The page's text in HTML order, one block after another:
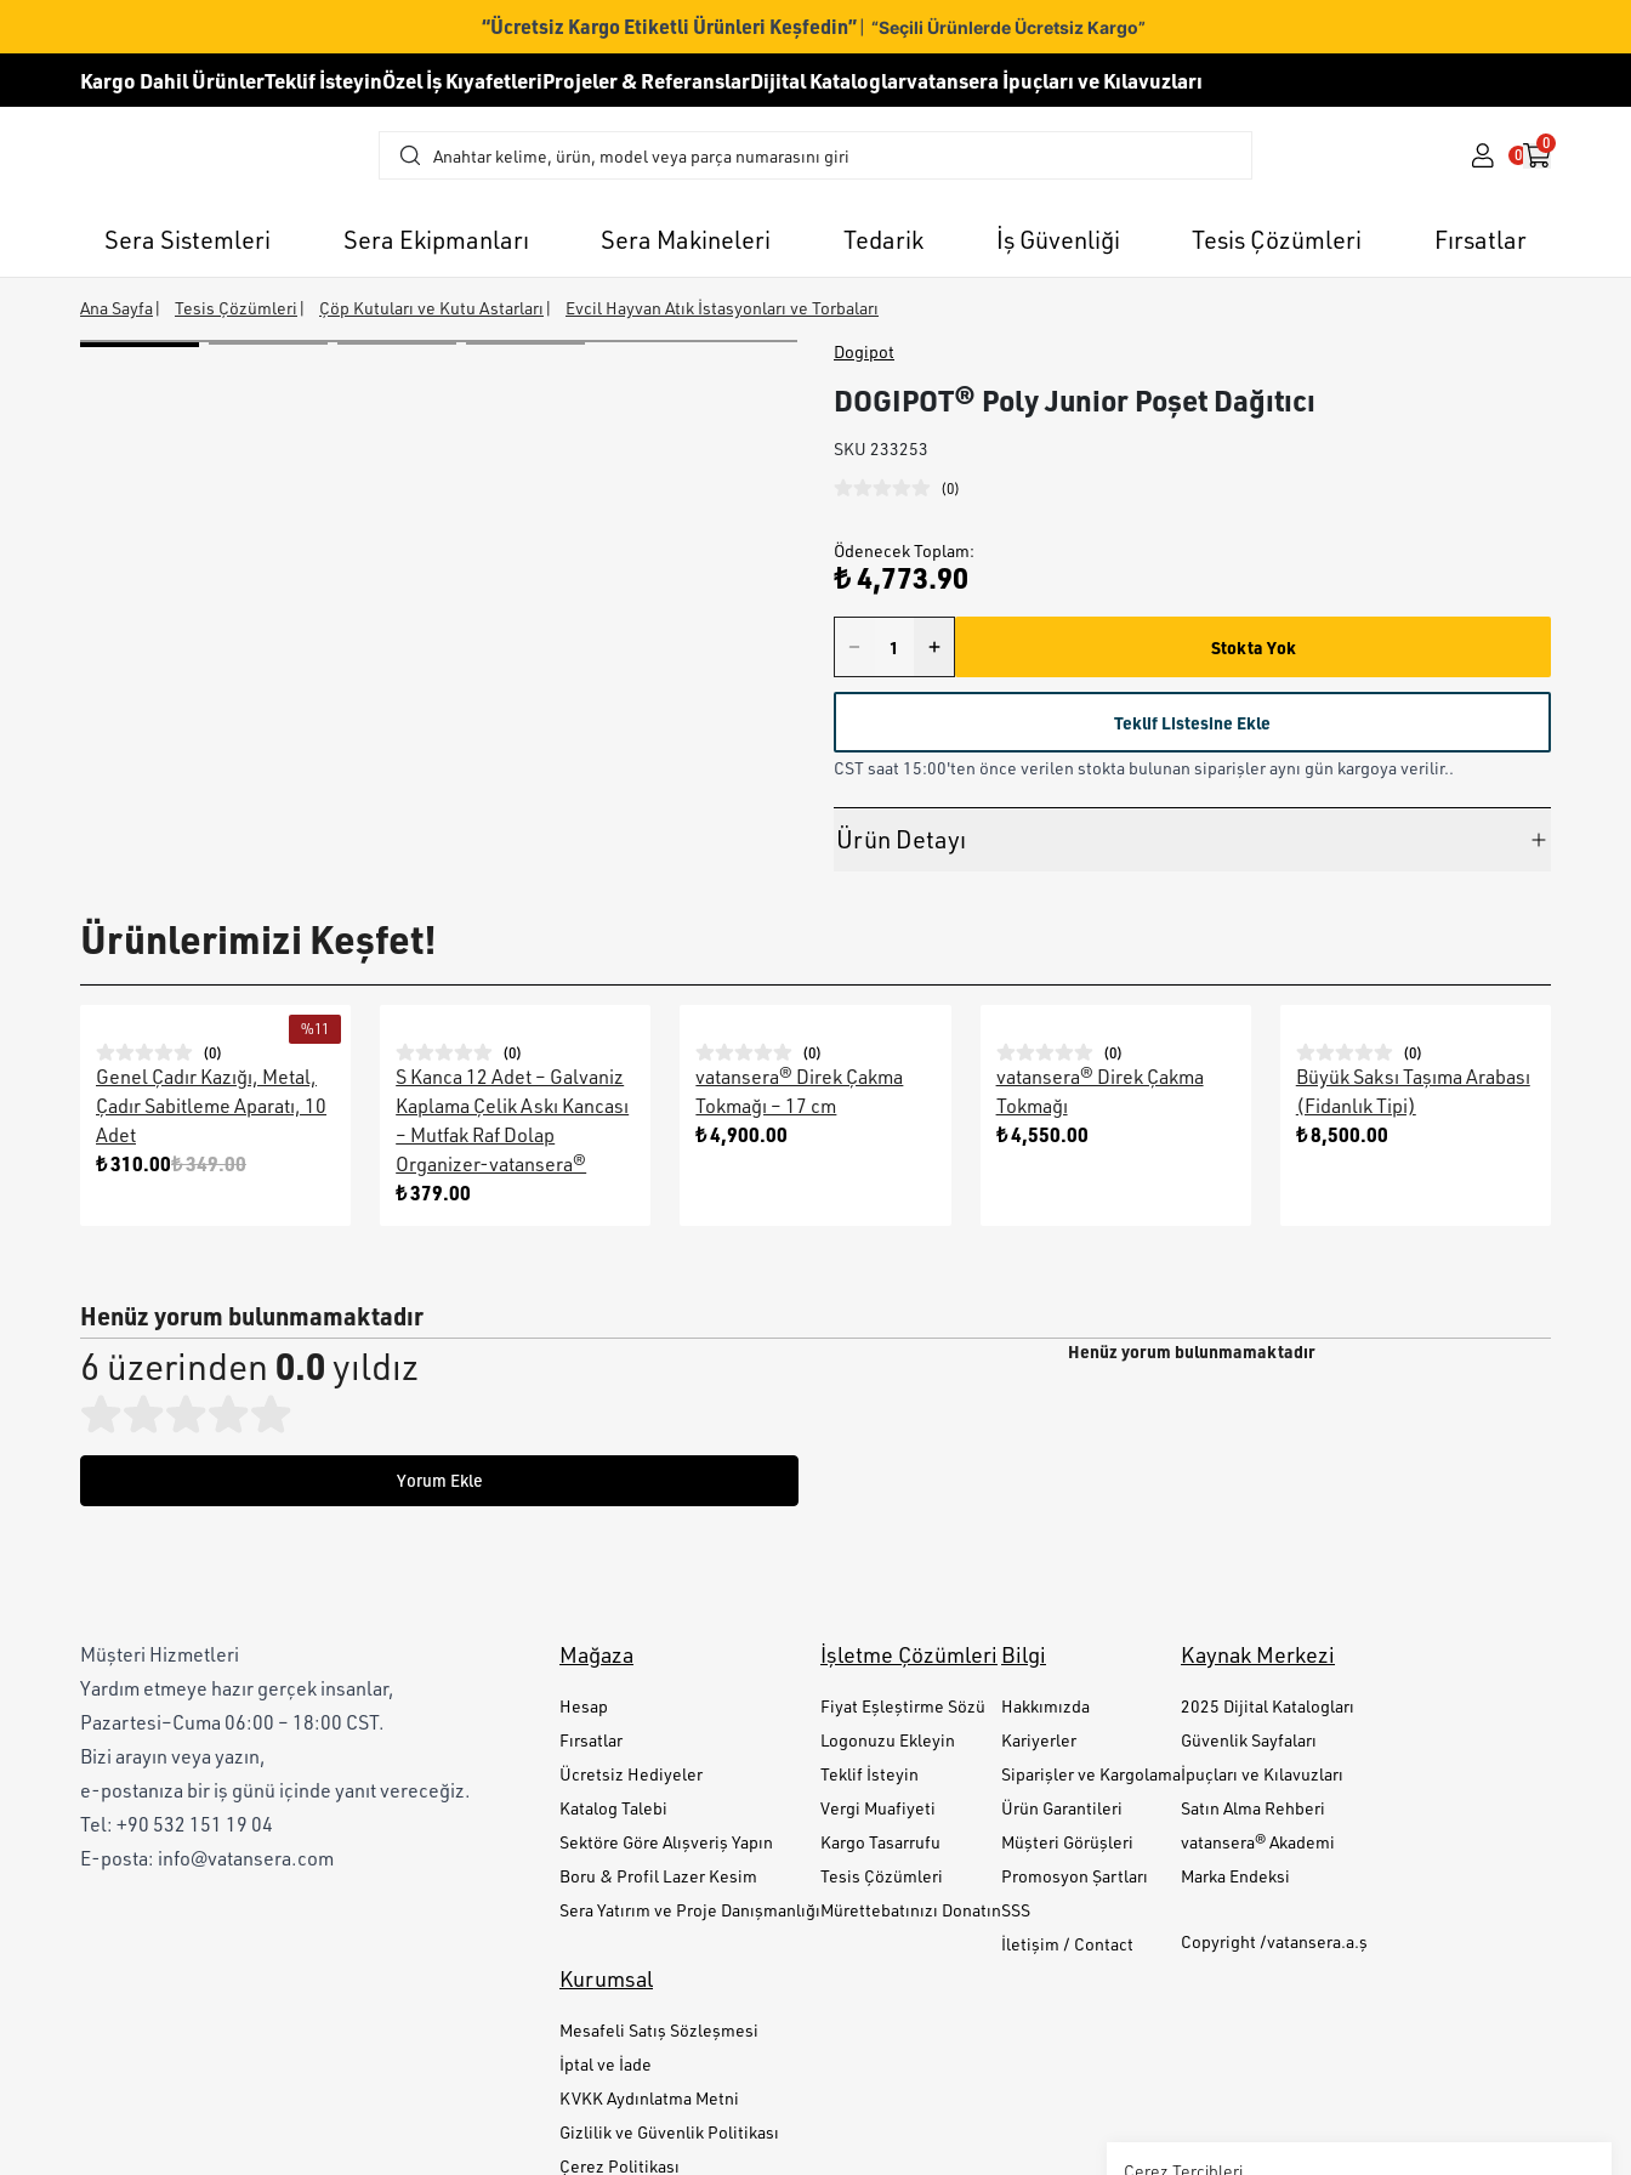
Çerez Tercihleri
“Ücretsiz Kargo Etiketli Ürünleri Keşfedin”| “Seçili Ürünlerde Ücretsiz Kargo”
Kargo Dahil ÜrünlerTeklif İsteyinÖzel İş KıyafetleriProjeler & ReferanslarDijital Kataloglarvatansera İpuçları ve Kılavuzları
0
0
Sera Sistemleri Sera Ekipmanları Sera Makineleri Tedarik İş Güvenliği Tesis Çözümleri Fırsatlar
Ana Sayfa| Tesis Çözümleri | Çöp Kutuları ve Kutu Astarları | Evcil Hayvan Atık İstasyonları ve Torbaları
Dogipot
DOGIPOT® Poly Junior Poşet Dağıtıcı
SKU 233253
(0)
Ödenecek Toplam:
₺ 4,773.90
Stokta Yok
Teklif Listesine Ekle
CST saat 15:00'ten önce verilen stokta bulunan siparişler aynı gün kargoya verilir..
Ürün Detayı
Ürünlerimizi Keşfet!
%11
(0)
Genel Çadır Kazığı, Metal,
Çadır Sabitleme Aparatı, 10
Adet
₺ 310.00₺ 349.00
(0)
S Kanca 12 Adet – Galvaniz
Kaplama Çelik Askı Kancası
– Mutfak Raf Dolap
Organizer-vatansera®
₺ 379.00
(0)
vatansera® Direk Çakma
Tokmağı – 17 cm
₺ 4,900.00
(0)
vatansera® Direk Çakma
Tokmağı
₺ 4,550.00
(0)
Büyük Saksı Taşıma Arabası
(Fidanlık Tipi)
₺ 8,500.00
Henüz yorum bulunmamaktadır
6 üzerinden 0.0yıldız
Yorum Ekle
Henüz yorum bulunmamaktadır
Müşteri Hizmetleri
Yardım etmeye hazır gerçek insanlar,
Pazartesi–Cuma 06:00 – 18:00 CST.
Bizi arayın veya yazın,
e-postanıza bir iş günü içinde yanıt vereceğiz.
Tel: +90 532 151 19 04
E-posta: info@vatansera.com
Mağaza
Hesap
Fırsatlar
Ücretsiz Hediyeler
Katalog Talebi
Sektöre Göre Alışveriş Yapın
Boru & Profil Lazer Kesim
Sera Yatırım ve Proje Danışmanlığı
İşletme Çözümleri
Fiyat Eşleştirme Sözü
Logonuzu Ekleyin
Teklif İsteyin
Vergi Muafiyeti
Kargo Tasarrufu
Tesis Çözümleri
Mürettebatınızı Donatın
Bilgi
Hakkımızda
Kariyerler
Siparişler ve Kargolama
Ürün Garantileri
Müşteri Görüşleri
Promosyon Şartları
SSS
İletişim / Contact
Kaynak Merkezi
2025 Dijital Katalogları
Güvenlik Sayfaları
İpuçları ve Kılavuzları
Satın Alma Rehberi
vatansera® Akademi
Marka Endeksi
Copyright /vatansera.a.ş
Kurumsal
Mesafeli Satış Sözleşmesi
İptal ve İade
KVKK Aydınlatma Metni
Gizlilik ve Güvenlik Politikası
Çerez Politikası